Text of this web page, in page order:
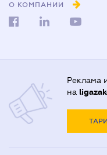
О КОМПАНИИ
Реклама
на